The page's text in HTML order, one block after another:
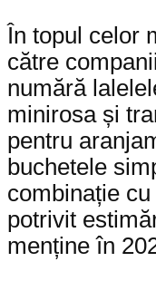
În topul celor
către
numără
minirosa și
pentru
buchetele
combinație
potrivit
menține în